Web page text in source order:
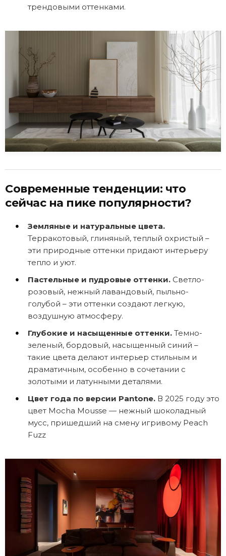
трендовыми оттенками.
Современные тенденции: что
сейчас на пике популярности?
Земляные и натуральные цвета.
Терракотовый, глиняный, теплый охристый –
эти природные оттенки придают интерьеру
тепло и уют.
Пастельные и пудровые оттенки. Светло-
розовый, нежный лавандовый, пыльно-
голубой – эти оттенки создают легкую,
воздушную атмосферу.
Глубокие и насыщенные оттенки. Темно-
зеленый, бордовый, насыщенный синий –
такие цвета делают интерьер стильным и
драматичным, особенно в сочетании с
золотыми и латунными деталями.
Цвет года по версии Pantone. В 2025 году это
цвет Mocha Mousse — нежный шоколадный
мусс, пришедший на смену игривому Peach
Fuzz